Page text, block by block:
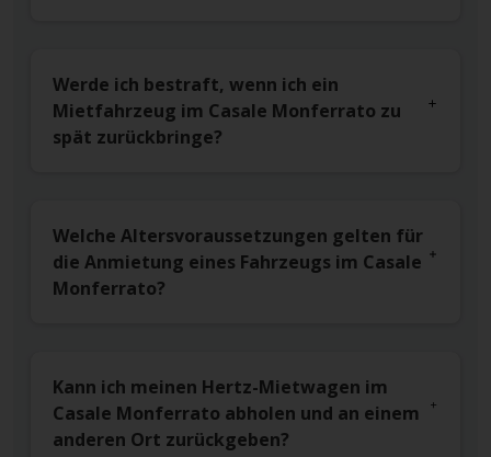
Werde ich bestraft, wenn ich ein
Mietfahrzeug im Casale Monferrato zu
spät zurückbringe?
Welche Altersvoraussetzungen gelten für
die Anmietung eines Fahrzeugs im Casale
Monferrato?
Kann ich meinen Hertz-Mietwagen im
Casale Monferrato abholen und an einem
anderen Ort zurückgeben?